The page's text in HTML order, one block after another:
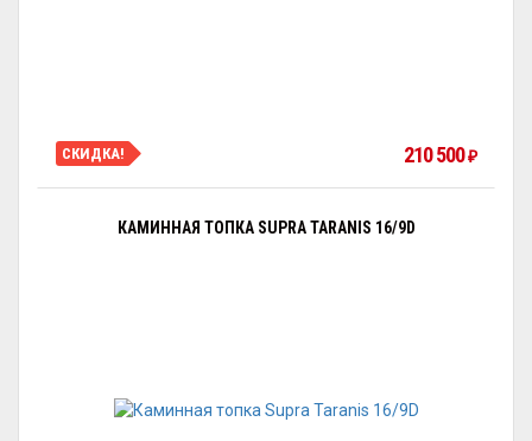
СКИДКА! 210 500₽
КАМИННАЯ ТОПКА SUPRA TARANIS 16/9D